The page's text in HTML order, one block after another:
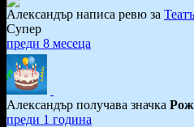
Александър написа ревю за
Супер
преди 8 месеца
Александър получава значка
преди 1 година